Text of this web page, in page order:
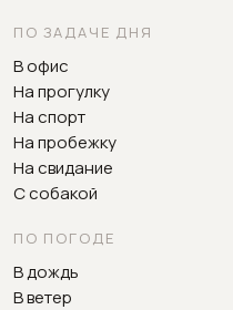
ПО ЗАДАЧЕ ДНЯ
В офис
На прогулку
На спорт
На пробежку
На свидание
С собакой
ПО ПОГОДЕ
В дождь
В ветер